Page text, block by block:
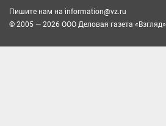
Пишите нам на information@vz.ru
© 2005 — 2026 ООО Деловая газета «Взгляд»